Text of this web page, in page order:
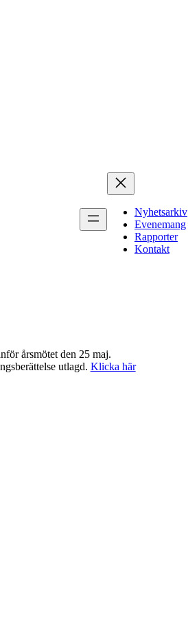
Nyhetsarkiv
Evenemang
Rapporter
Kontakt
årsmötet den 25 maj.
utlagd. Klicka här